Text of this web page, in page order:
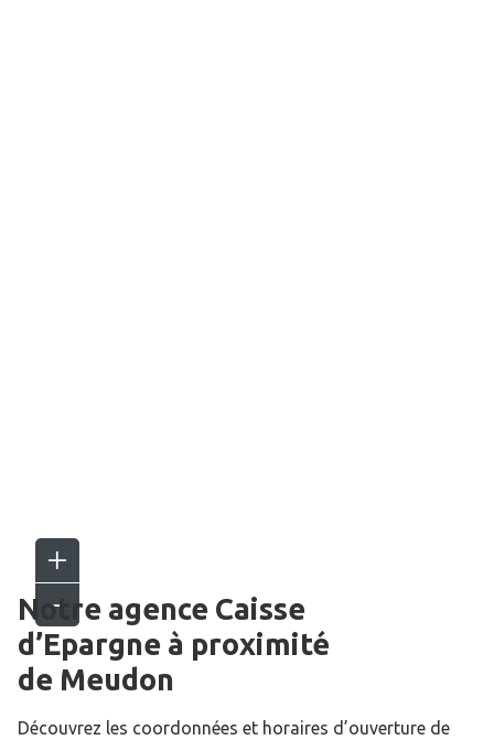
Notre agence Caisse
d’Epargne à proximité
de Meudon
Découvrez les coordonnées et horaires d’ouverture de